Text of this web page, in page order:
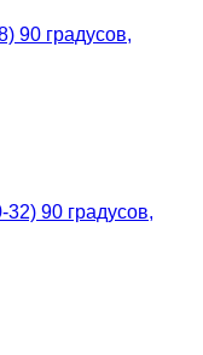
90 градусов,
90 градусов,